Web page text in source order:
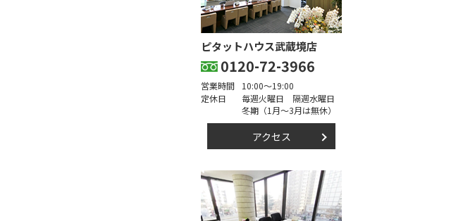
ピタットハウス武蔵境店
0120-72-3966
営業時間
10:00～19:00
定休日
毎週火曜日 隔週水曜日
冬期（1月～3月は無休）
アクセス